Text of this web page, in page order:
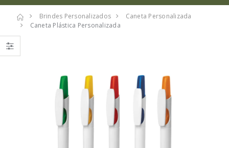
Brindes Personalizados
Caneta Personalizada
Caneta Plástica Personalizada